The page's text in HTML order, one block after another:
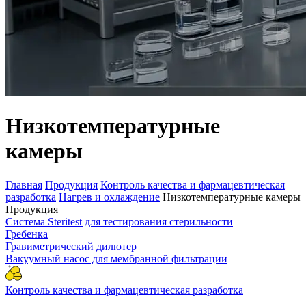
Низкотемпературные
камеры
Главная Продукция Контроль качества и фармацевтическая
разработка Нагрев и охлаждение Низкотемпературные камеры
Продукция
Система Steritest для тестирования стерильности
Гребенка
Гравиметрический дилютер
Вакуумный насос для мембранной фильтрации
Контроль качества и фармацевтическая разработка